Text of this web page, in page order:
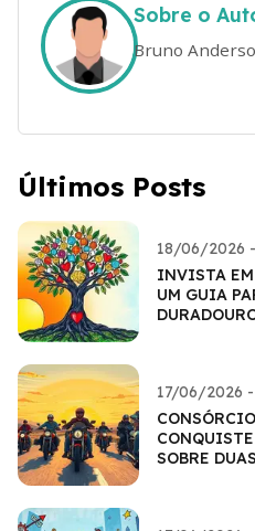
Sobre o
Bruno
Últimos Posts
18/06/2026 -
INVISTA
UM GUIA
17/06/2026 -
SOBRE